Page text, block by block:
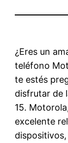
¿Eres un
teléfono
te estés
disfrutar de
15.
excelente